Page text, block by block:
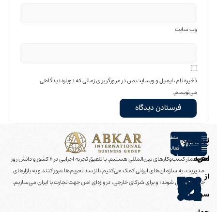
وب‌ سایت
ذخیره نام، ایمیل و وبسایت من در مرورگر برای زمانی که دوباره دیدگاهی
می‌نویسم.
ما معمار کسب‌وکارهای بین‌المللی هستیم. با تلفیق تجربه اجرایی در ۶ کشور و دانش روز
مدیریت، به سازمان‌های ایرانی کمک می‌کنیم تا از سد تحریم‌ها عبور کنند و به بازارهای
جهانی متصل شوند؛ و برای شرکای خارجی، دروازه‌ای امن جهت تجارت با ایران می‌سازیم.
لینک‌های
مفید
پرداخت
امن
از
سراسر
منطقه
فعالیت